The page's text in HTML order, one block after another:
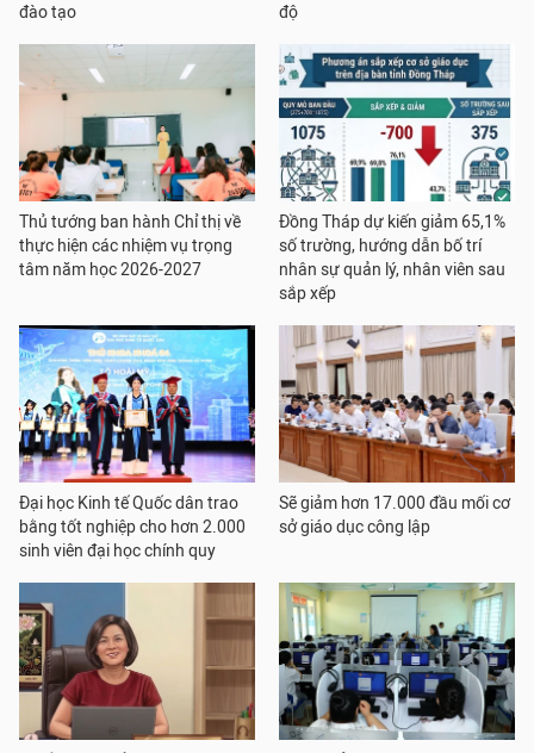
đào tạo
độ
Thủ tướng ban hành Chỉ thị về
thực hiện các nhiệm vụ trọng
tâm năm học 2026-2027
Đồng Tháp dự kiến giảm 65,1%
số trường, hướng dẫn bố trí
nhân sự quản lý, nhân viên sau
sắp xếp
Đại học Kinh tế Quốc dân trao
bằng tốt nghiệp cho hơn 2.000
sinh viên đại học chính quy
Sẽ giảm hơn 17.000 đầu mối cơ
sở giáo dục công lập